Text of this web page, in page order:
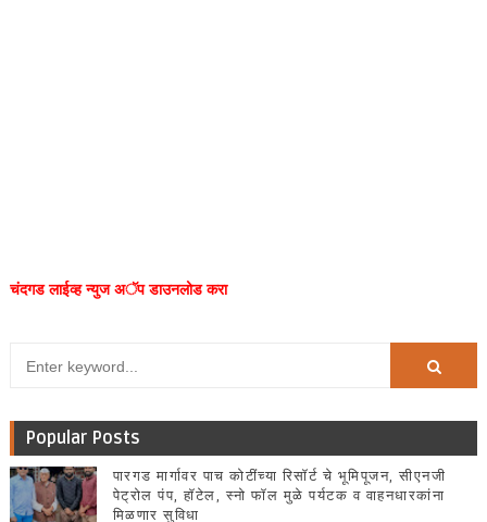
चंदगड लाईव्ह न्युज अॅप डाउनलोड करा
Popular Posts
पारगड मार्गावर पाच कोटींच्या रिसॉर्ट चे भूमिपूजन, सीएनजी
पेट्रोल पंप, हॉटेल, स्नो फॉल मुळे पर्यटक व वाहनधारकांना
मिळणार सुविधा